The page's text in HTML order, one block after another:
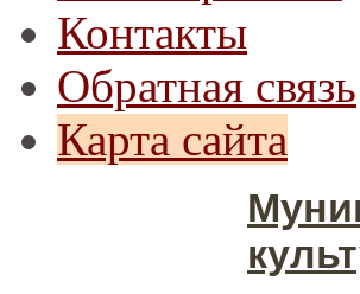
Контакты
Обратная связь
Карта сайта